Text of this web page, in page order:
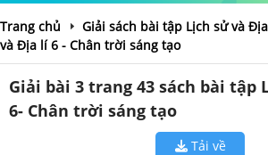
Trang chủ
Giải sách bài tập Lịch sử và
và Địa lí 6 - Chân trời sáng tạo
Giải bài 3 trang 43 sách bài tập
6- Chân trời sáng tạo
Tải về